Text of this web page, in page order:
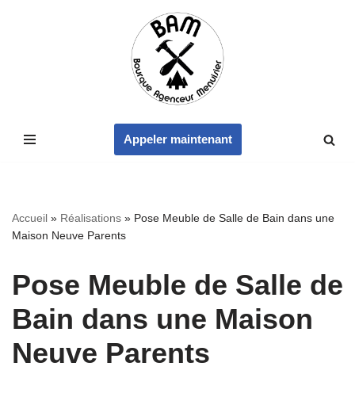
Appeler maintenant
Accueil » Réalisations » Pose Meuble de Salle de Bain dans une
Maison Neuve Parents
Pose Meuble de Salle de
Bain dans une Maison
Neuve Parents